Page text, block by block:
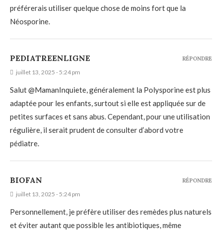
préférerais utiliser quelque chose de moins fort que la
Néosporine.
PEDIATREENLIGNE
juillet 13, 2025 - 5:24 pm
Salut @MamanInquiete, généralement la Polysporine est plus
adaptée pour les enfants, surtout si elle est appliquée sur de
petites surfaces et sans abus. Cependant, pour une utilisation
régulière, il serait prudent de consulter d’abord votre
pédiatre.
RÉPONDRE
BIOFAN
juillet 13, 2025 - 5:24 pm
Personnellement, je préfère utiliser des remèdes plus naturels
et éviter autant que possible les antibiotiques, même
RÉPONDRE